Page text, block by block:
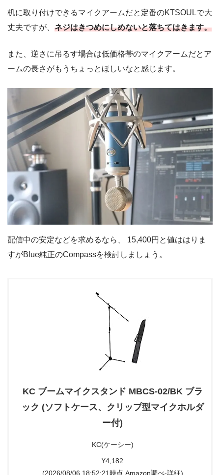
机に取り付けできるマイクアームだと定番のKTSOULで大
丈夫ですが、 ネジはきつめにしめないと落ちてはきます。
また、逆さに吊るす場合は低価格帯のマイクアームだとア
ームの長さがもうちょっとほしいなと感じます。
配信中の安定などを求めるなら、 15,400円と値ははりま
すがBlue純正のCompassを検討しましょう。
KC ブームマイクスタンド MBCS-02/BK ブラ
ック (ソフトケース、クリップ型マイクホルダ
ー付)
KC(ケーシー)
¥4,182
(2026/08/06 18:52:21時点 Amazon調べ-詳細)